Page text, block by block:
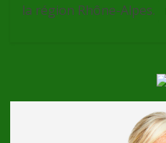
la région Rhône-Alpes.